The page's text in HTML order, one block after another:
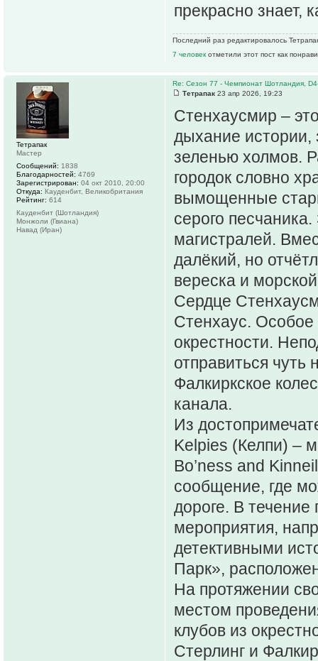
прекрасно знает,
Последний раз редактировалось
7 человек отметили этот пост как
Re: Сезон 77 - Чемпионат Шотландия,
Тетрапак 23 апр 2026, 19:23
Стенхаусмир –
дыхание истории,
зеленью холмов.
городок словно
вымощенные
серого
магистралей.
далёкий, но
вереска и
Сердце
Стенхаус. Особое
окрестности.
отправиться
Фалкиркское
канала.
Из
Kelpies (Келпи) –
Bo’ness and
сообщение, где
дороге. В течение
мероприятия,
детективными
Парк»,
На протяжении
местом
клубов из
Стерлинг и
Тетрапак
Мастер
Сообщений: 1838
Благодарностей: 4769
Зарегистрирован: 04 окт 2010, 20:00
Откуда: Кауденбит, Великобритания
Рейтинг: 614
Кауденбит (Шотландия)
Монжоли (Гвиана)
Навад (Иран)